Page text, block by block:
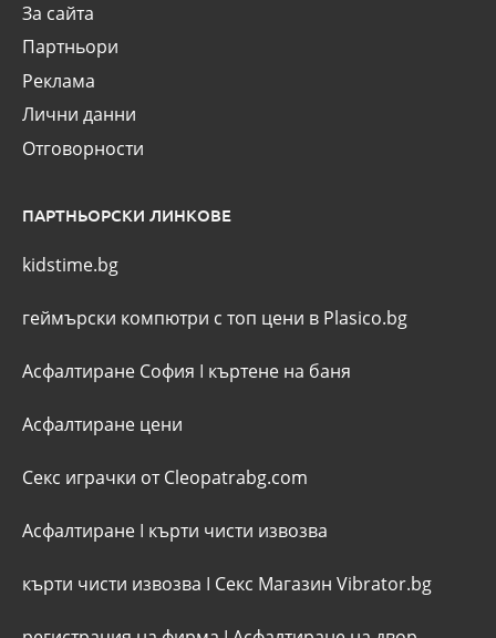
За сайта
Партньори
Реклама
Лични данни
Отговорности
ПАРТНЬОРСКИ ЛИНКОВЕ
kidstime.bg
геймърски компютри с топ цени в Plasico.bg
Асфалтиране София I къртене на баня
Асфалтиране цени
Секс играчки от Cleopatrabg.com
Асфалтиране I кърти чисти извозва
кърти чисти извозва I Секс Магазин Vibrator.bg